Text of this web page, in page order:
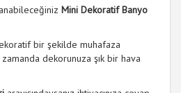
Mini Dekoratif Banyo
bir şekilde muhafaza
dekorunuza şık bir hava